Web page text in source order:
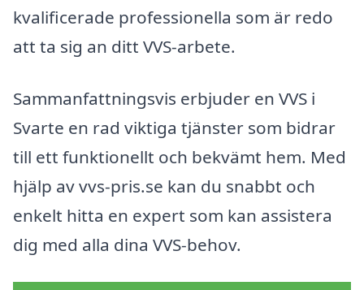
kvalificerade professionella som är redo
att ta sig an ditt VVS-arbete.
Sammanfattningsvis erbjuder en VVS i
Svarte en rad viktiga tjänster som bidrar
till ett funktionellt och bekvämt hem. Med
hjälp av vvs-pris.se kan du snabbt och
enkelt hitta en expert som kan assistera
dig med alla dina VVS-behov.